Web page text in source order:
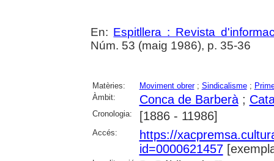
En: Espitllera : Revista
Núm. 53 (maig 1986), p. 35-36
Matèries: Moviment obrer; Sindicalisme;
Àmbit:
Conca de Barberà;
Cronologia: [1886 - 11986]
Accés:
https://
id=0000621457